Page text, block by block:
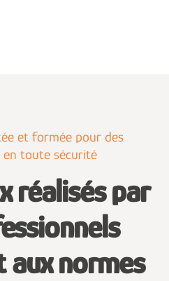
et formée pour des
toute sécurité
réalisés par
normes